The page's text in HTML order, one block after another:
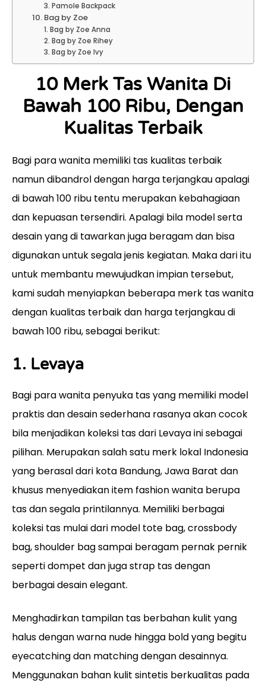
3. Pamole Backpack
10. Bag by Zoe
1. Bag by Zoe Anna
2. Bag by Zoe Rihey
3. Bag by Zoe Ivy
10 Merk Tas Wanita Di
Bawah 100 Ribu, Dengan
Kualitas Terbaik
Bagi para wanita memiliki tas kualitas terbaik
namun dibandrol dengan harga terjangkau apalagi
di bawah 100 ribu tentu merupakan kebahagiaan
dan kepuasan tersendiri. Apalagi bila model serta
desain yang di tawarkan juga beragam dan bisa
digunakan untuk segala jenis kegiatan. Maka dari itu
untuk membantu mewujudkan impian tersebut,
kami sudah menyiapkan beberapa merk tas wanita
dengan kualitas terbaik dan harga terjangkau di
bawah 100 ribu, sebagai berikut:
1. Levaya
Bagi para wanita penyuka tas yang memiliki model
praktis dan desain sederhana rasanya akan cocok
bila menjadikan koleksi tas dari Levaya ini sebagai
pilihan. Merupakan salah satu merk lokal Indonesia
yang berasal dari kota Bandung, Jawa Barat dan
khusus menyediakan item fashion wanita berupa
tas dan segala printilannya. Memiliki berbagai
koleksi tas mulai dari model tote bag, crossbody
bag, shoulder bag sampai beragam pernak pernik
seperti dompet dan juga strap tas dengan
berbagai desain elegant.
Menghadirkan tampilan tas berbahan kulit yang
halus dengan warna nude hingga bold yang begitu
eyecatching dan matching dengan desainnya.
Menggunakan bahan kulit sintetis berkualitas pada